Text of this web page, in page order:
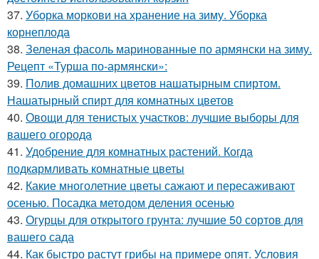
37. Уборка моркови на хранение на зиму. Уборка
корнеплода
38. Зеленая фасоль маринованные по армянски на зиму.
Рецепт «Турша по-армянски»:
39. Полив домашних цветов нашатырным спиртом.
Нашатырный спирт для комнатных цветов
40. Овощи для тенистых участков: лучшие выборы для
вашего огорода
41. Удобрение для комнатных растений. Когда
подкармливать комнатные цветы
42. Какие многолетние цветы сажают и пересаживают
осенью. Посадка методом деления осенью
43. Огурцы для открытого грунта: лучшие 50 сортов для
вашего сада
44. Как быстро растут грибы на примере опят. Условия